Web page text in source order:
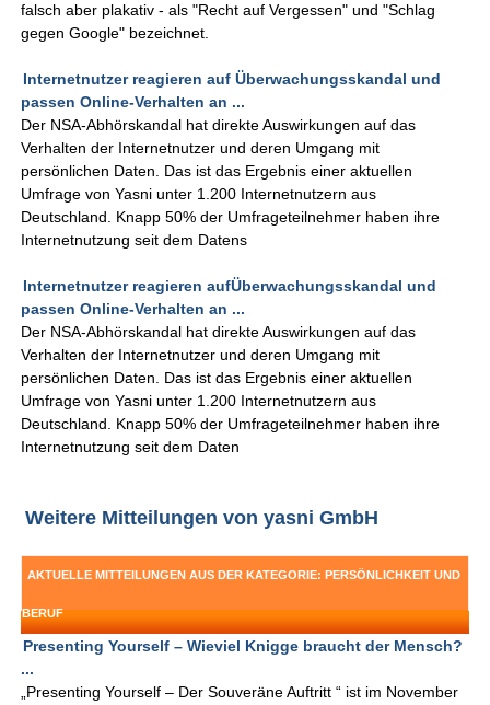
falsch aber plakativ - als "Recht auf Vergessen" und "Schlag
gegen Google" bezeichnet.
Internetnutzer reagieren auf Überwachungsskandal und
passen Online-Verhalten an ...
Der NSA-Abhörskandal hat direkte Auswirkungen auf das
Verhalten der Internetnutzer und deren Umgang mit
persönlichen Daten. Das ist das Ergebnis einer aktuellen
Umfrage von Yasni unter 1.200 Internetnutzern aus
Deutschland. Knapp 50% der Umfrageteilnehmer haben ihre
Internetnutzung seit dem Datens
Internetnutzer reagieren aufÜberwachungsskandal und
passen Online-Verhalten an ...
Der NSA-Abhörskandal hat direkte Auswirkungen auf das
Verhalten der Internetnutzer und deren Umgang mit
persönlichen Daten. Das ist das Ergebnis einer aktuellen
Umfrage von Yasni unter 1.200 Internetnutzern aus
Deutschland. Knapp 50% der Umfrageteilnehmer haben ihre
Internetnutzung seit dem Daten
Weitere Mitteilungen von yasni GmbH
AKTUELLE MITTEILUNGEN AUS DER KATEGORIE: PERSÖNLICHKEIT UND
BERUF
Presenting Yourself – Wieviel Knigge braucht der Mensch?
...
„Presenting Yourself – Der Souveräne Auftritt “ ist im November